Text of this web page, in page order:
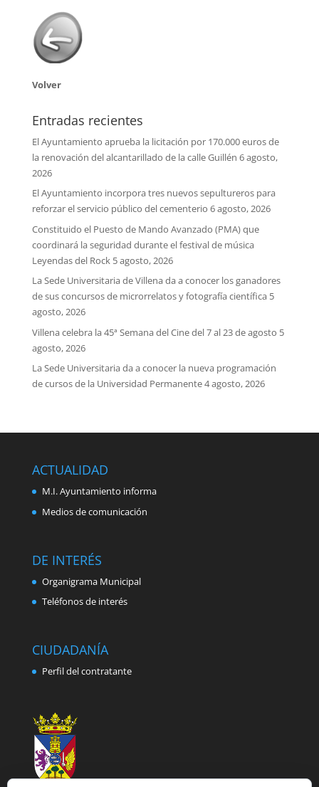
Volver
Entradas recientes
El Ayuntamiento aprueba la licitación por 170.000 euros de
la renovación del alcantarillado de la calle Guillén 6 agosto,
2026
El Ayuntamiento incorpora tres nuevos sepultureros para
reforzar el servicio público del cementerio 6 agosto, 2026
Constituido el Puesto de Mando Avanzado (PMA) que
coordinará la seguridad durante el festival de música
Leyendas del Rock 5 agosto, 2026
La Sede Universitaria de Villena da a conocer los ganadores
de sus concursos de microrrelatos y fotografía científica 5
agosto, 2026
Villena celebra la 45ª Semana del Cine del 7 al 23 de agosto 5
agosto, 2026
La Sede Universitaria da a conocer la nueva programación
de cursos de la Universidad Permanente4 agosto, 2026
ACTUALIDAD
M.I. Ayuntamiento informa
Medios de comunicación
DE INTERÉS
Organigrama Municipal
Teléfonos de interés
CIUDADANÍA
Perfil del contratante